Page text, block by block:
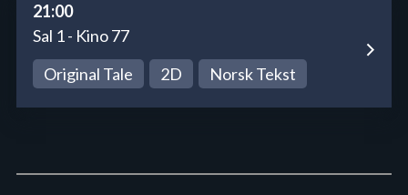
21:00
Sal 1 - Kino 77
Original Tale
2D Norsk Tekst